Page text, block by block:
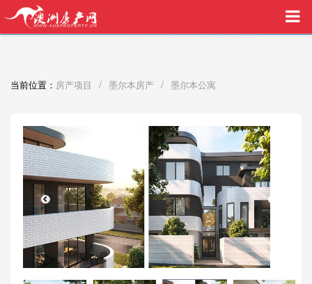
买家中介VIP服务，助您安心购房
当前位置： 房产项目 / 墨尔本房产 / 墨尔本公寓